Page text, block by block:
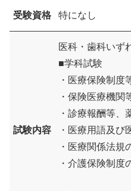
受験資格 特になし
試験内容
医科・歯科いず
■学科試験
・医療保険制度
・保険医療機関
・診療報酬等
・医療用語及び
・医療関係法規
・介護保険制度